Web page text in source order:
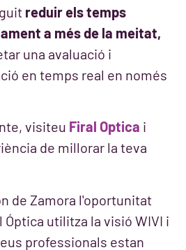
reduir els temps
a més de la meitat,
una avaluació i
en temps real en només
visiteu Firal Optica i
de millorar la teva
de Zamora l'oportunitat
Óptica utilitza la visió WIVI i
professionals estan